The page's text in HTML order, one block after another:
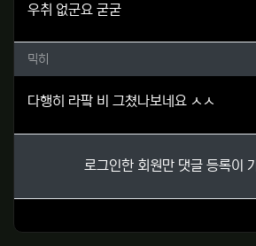
우취 없군요 굳굳
믹히님의 댓글
믹히
다행히 라팤 비 그쳤나보네요 ㅅㅅ
로그인한 회원만 댓글 등록이